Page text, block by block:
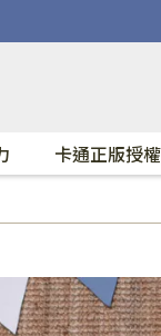
卡通正版授權